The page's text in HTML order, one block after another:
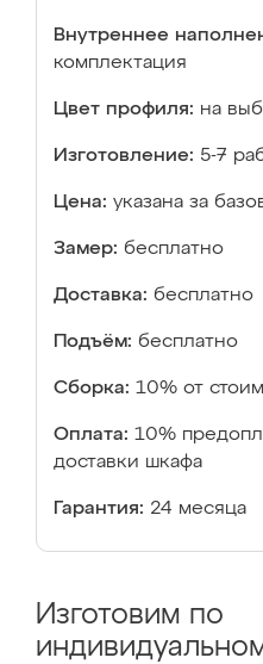
Внутреннее
комплектация
Цвет профиля: на
Изготовление: 5-7
Цена: указана за
Замер: бесплатно
Доставка: бесплатно
Подъём: бесплатно
Сборка: 10% от
Оплата: 10%
доставки шкафа
Гарантия: 24 месяца
Изготовим по